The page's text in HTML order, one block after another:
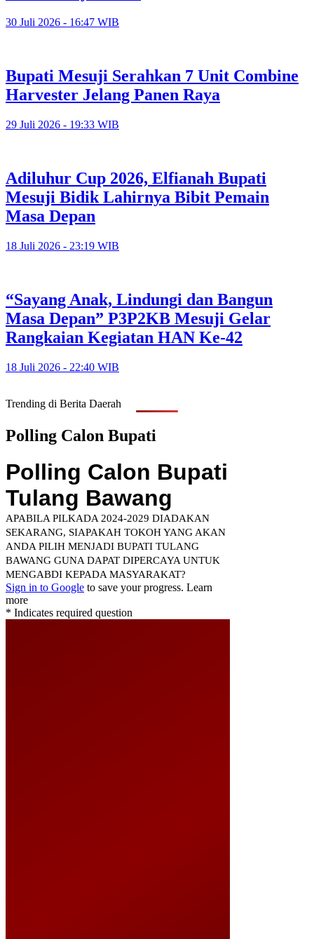
30 Juli 2026 - 16:47 WIB
Bupati Mesuji Serahkan 7 Unit Combine
Harvester Jelang Panen Raya
29 Juli 2026 - 19:33 WIB
Adiluhur Cup 2026, Elfianah Bupati
Mesuji Bidik Lahirnya Bibit Pemain
Masa Depan
18 Juli 2026 - 23:19 WIB
“Sayang Anak, Lindungi dan Bangun
Masa Depan” P3P2KB Mesuji Gelar
Rangkaian Kegiatan HAN Ke-42
18 Juli 2026 - 22:40 WIB
Trending di Berita Daerah
Polling Calon Bupati